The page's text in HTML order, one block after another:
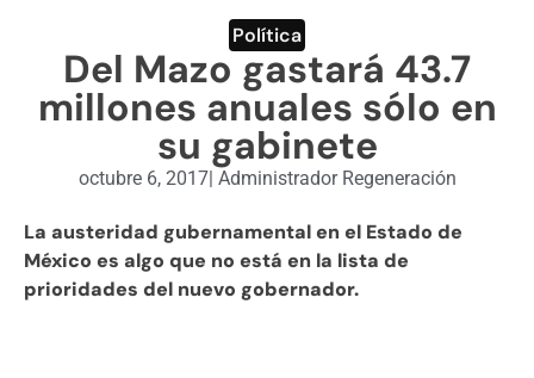
ENGLISH SECTION
VIDEOS
Política
Del Mazo gastará 43.7
millones anuales sólo en
su gabinete
octubre 6, 2017| Administrador Regeneración
La austeridad gubernamental en el Estado de
México es algo que no está en la lista de
prioridades del nuevo gobernador.